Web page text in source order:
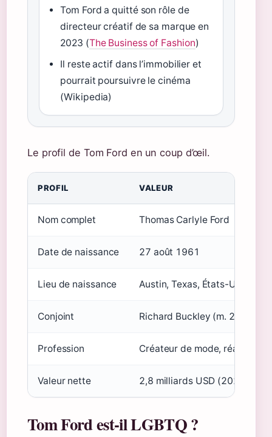
Tom Ford a quitté son rôle de
directeur créatif de sa marque en
2023 (The Business of Fashion)
Il reste actif dans l’immobilier et
pourrait poursuivre le cinéma
(Wikipedia)
Le profil de Tom Ford en un coup d’œil.
PROFIL VALEUR
Nom complet Thomas Carlyle Ford
Date de naissance 27 août 1961
Lieu de naissance Austin, Texas, États-Unis
Conjoint Richard Buckley (m.
Profession Créateur de mode, réalisateur
Valeur nette 2,8 milliards USD (2023)
Tom Ford est-il LGBTQ ?